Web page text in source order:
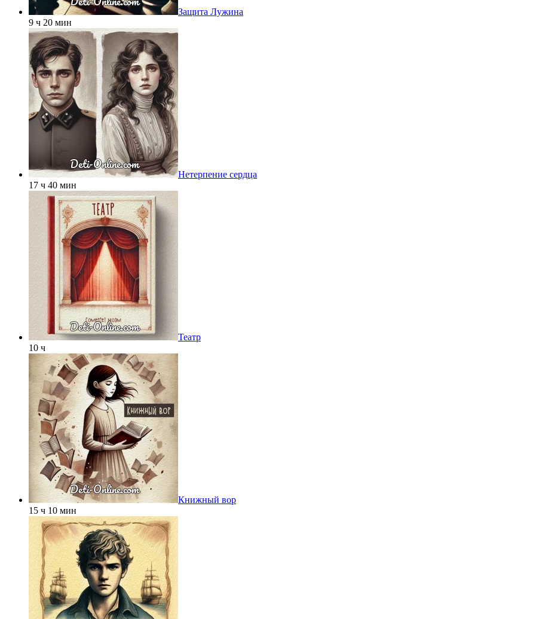
Защита Лужина
9 ч 20 мин
Нетерпение сердца
17 ч 40 мин
Театр
10 ч
Книжный вор
15 ч 10 мин